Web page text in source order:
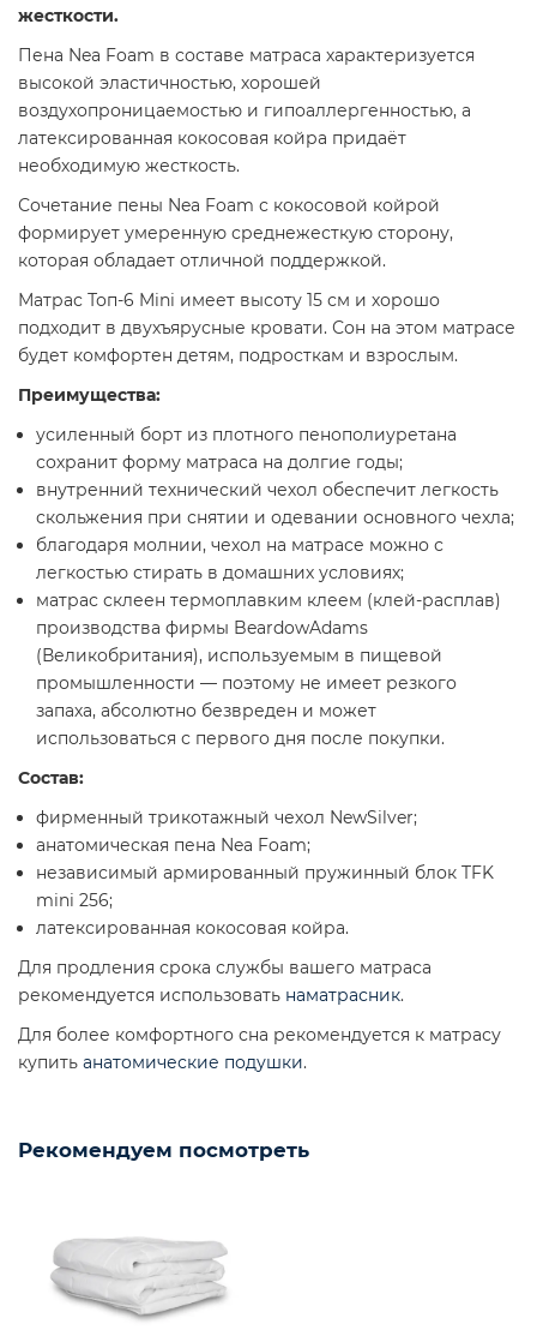
жесткости.
Пена Nea Foam в составе матраса характеризуется
высокой эластичностью, хорошей
воздухопроницаемостью и гипоаллергенностью, а
латексированная кокосовая койра придаёт
необходимую жесткость.
Сочетание пены Nea Foam с кокосовой койрой
формирует умеренную среднежесткую сторону,
которая обладает отличной поддержкой.
Матрас Топ-6 Mini имеет высоту 15 см и хорошо
подходит в двухъярусные кровати. Сон на этом матрасе
будет комфортен детям, подросткам и взрослым.
Преимущества:
усиленный борт из плотного пенополиуретана
сохранит форму матраса на долгие годы;
внутренний технический чехол обеспечит легкость
скольжения при снятии и одевании основного чехла;
благодаря молнии, чехол на матрасе можно с
легкостью стирать в домашних условиях;
матрас склеен термоплавким клеем (клей-расплав)
производства фирмы BeardowAdams
(Великобритания), используемым в пищевой
промышленности — поэтому не имеет резкого
запаха, абсолютно безвреден и может
использоваться с первого дня после покупки.
Состав:
фирменный трикотажный чехол NewSilver;
анатомическая пена Nea Foam;
независимый армированный пружинный блок TFK
mini 256;
латексированная кокосовая койра.
Для продления срока службы вашего матраса
рекомендуется использовать наматрасник.
Для более комфортного сна рекомендуется к матрасу
купить анатомические подушки.
Рекомендуем посмотреть